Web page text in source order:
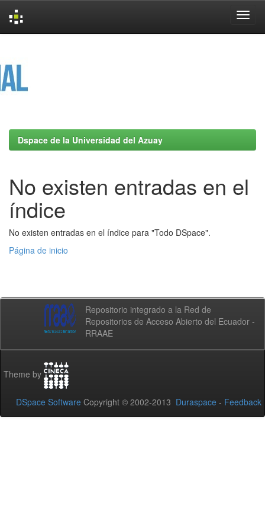
Dspace de la Universidad del Azuay
No existen entradas en el
índice
No existen entradas en el índice para "Todo DSpace".
Página de inicio
Repositorio integrado a la Red de
Repositorios de Acceso Abierto del Ecuador -
RRAAE
Theme by
DSpace Software Copyright © 2002-2013 Duraspace - Feedback